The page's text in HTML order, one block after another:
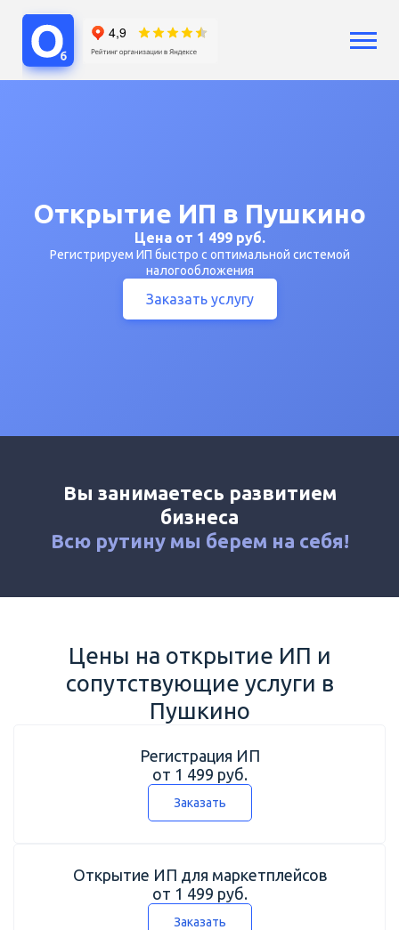
Аутсорсинг
Расчет зарплат
Кадры
Воинский учет
Регистрация бизнеса
Юридические услуги
Контакты
Москва +7 (495) 161-03-01
Пушкино +7 (800) 333-23-72
Открытие ИП в Пушкино
Цена от 1 499 руб.
Регистрируем ИП быстро с оптимальной системой
налогообложения
Заказать услугу
Вы занимаетесь развитием
бизнеса
Всю рутину мы берем на себя!
Цены на открытие ИП и
сопутствующие услуги в
Пушкино
Регистрация ИП
от 1 499 руб.
Заказать
Открытие ИП для маркетплейсов
от 1 499 руб.
Заказать